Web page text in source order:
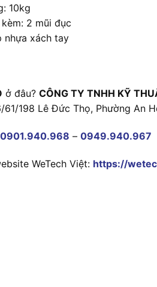
10kg
2 mũi đục
nhựa xách tay
ở đâu? CÔNG TY TNHH KỸ
61/198 Lê Đức Thọ, Phường An
0901.940.968 – 0949.940.967
WeTech Việt: https://